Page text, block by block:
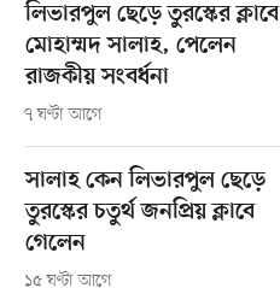
লিভারপুল ছেড়ে তুরস্কের ক্লাবে
মোহাম্মদ সালাহ, পেলেন
রাজকীয় সংবর্ধনা
৭ ঘণ্টা আগে
সালাহ কেন লিভারপুল ছেড়ে
তুরস্কের চতুর্থ জনপ্রিয় ক্লাবে
গেলেন
১৫ ঘণ্টা আগে